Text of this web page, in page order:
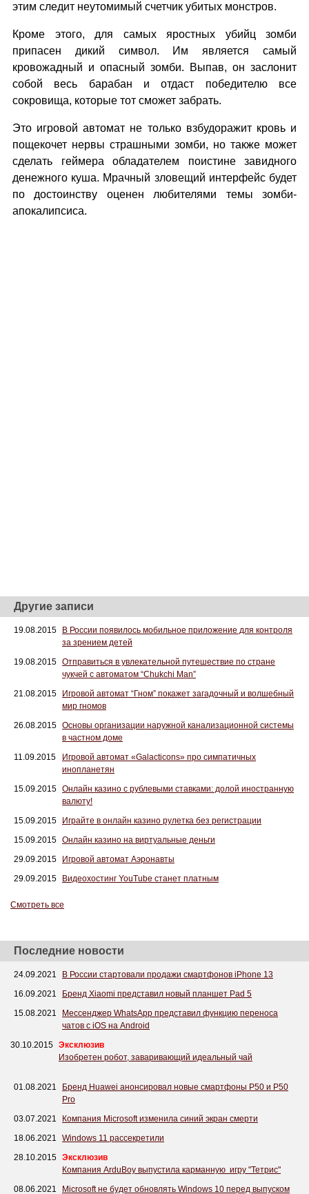
этим следит неутомимый счетчик убитых монстров.
Кроме этого, для самых яростных убийц зомби
припасен дикий символ. Им является самый
кровожадный и опасный зомби. Выпав, он заслонит
собой весь барабан и отдаст победителю все
сокровища, которые тот сможет забрать.
Это игровой автомат не только взбудоражит кровь и
пощекочет нервы страшными зомби, но также может
сделать геймера обладателем поистине завидного
денежного куша. Мрачный зловещий интерфейс будет
по достоинству оценен любителями темы зомби-
апокалипсиса.
Другие записи
19.08.2015
В России появилось мобильное приложение для контроля
за зрением детей
19.08.2015 Отправиться в увлекательной путешествие по стране
чукчей с автоматом “Chukchi Man”
21.08.2015
Игровой автомат “Гном” покажет загадочный и волшебный
мир гномов
26.08.2015 Основы организации наружной канализационной системы
в частном доме
11.09.2015
Игровой автомат «Galacticons» про симпатичных
инопланетян
15.09.2015 Онлайн казино с рублевыми ставками: долой иностранную
валюту!
15.09.2015
Играйте в онлайн казино рулетка без регистрации
15.09.2015 Онлайн казино на виртуальные деньги
29.09.2015
Игровой автомат Аэронавты
29.09.2015
Видеохостинг YouTube станет платным
Смотреть все
Последние новости
24.09.2021
В России стартовали продажи смартфонов iPhone 13
16.09.2021
Бренд Xiaomi представил новый планшет Pad 5
15.08.2021
Мессенджер WhatsApp представил функцию переноса
чатов с iOS на Android
30.10.2015 Эксклюзив
Изобретен робот, заваривающий идеальный чай
01.08.2021
Бренд Huawei анонсировал новые смартфоны P50 и P50
Pro
03.07.2021
Компания Microsoft изменила синий экран смерти
18.06.2021
Windows 11 рассекретили
28.10.2015 Эксклюзив
Компания ArduBoy выпустила карманную игру "Тетрис"
08.06.2021
Microsoft не будет обновлять Windows 10 перед выпуском